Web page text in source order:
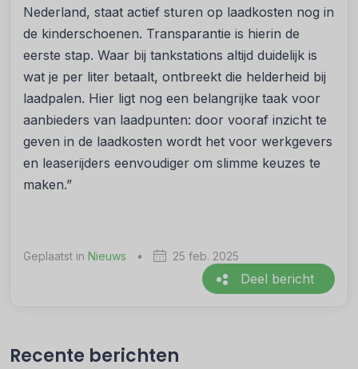
Nederland, staat actief sturen op laadkosten nog in
de kinderschoenen. Transparantie is hierin de
eerste stap. Waar bij tankstations altijd duidelijk is
wat je per liter betaalt, ontbreekt die helderheid bij
laadpalen. Hier ligt nog een belangrijke taak voor
aanbieders van laadpunten: door vooraf inzicht te
geven in de laadkosten wordt het voor werkgevers
en leaserijders eenvoudiger om slimme keuzes te
maken.”
Geplaatst in Nieuws • 25 feb. 2025
Deel bericht
Recente berichten